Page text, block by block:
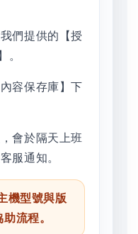
們提供的【授
。
容保存庫】下
會於隔天上班
服通知。
機型號與版
流程。